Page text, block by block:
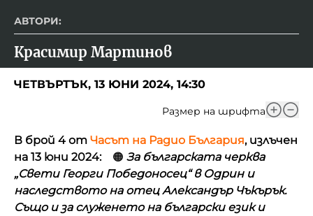
АВТОРИ:
Красимир Мартинов
ЧЕТВЪРТЪК, 13 ЮНИ 2024, 14:30
Размер на шрифта
В брой 4 от Часът на Радио България, излъчен
на 13 юни 2024:
🟠 За българската черква
„Свети Георги Победоносец“ в Одрин и
наследството на отец Александър Чъкърък.
Също и за служенето на български език и